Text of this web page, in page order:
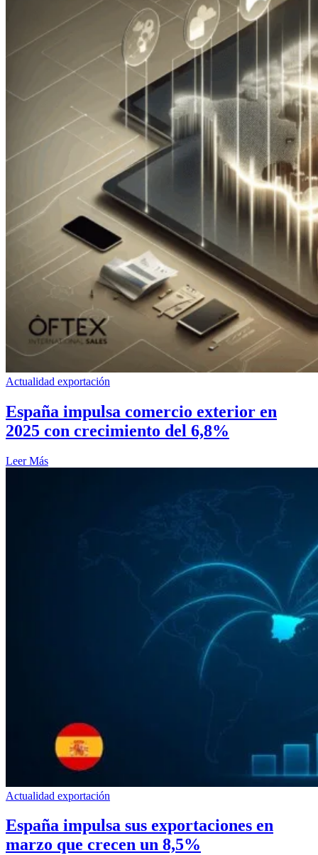
Actualidad exportación
España impulsa comercio exterior en
2025 con crecimiento del 6,8%
Leer Más
Actualidad exportación
España impulsa sus exportaciones en
marzo que crecen un 8,5%